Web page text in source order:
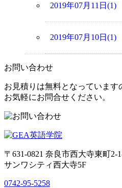
2019年07月11日(1)
2019年07月10日(1)
お問い合わせ
お見積りは無料となっています
お気軽にお問合せください。
〒631-0821 奈良市西大寺東町2-
サンワシティ西大寺5F
0742-95-5258